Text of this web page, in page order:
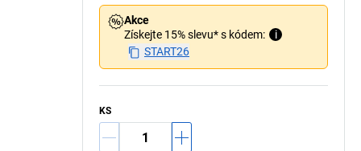
Akce
Získejte 15% slevu* s kódem:
i
START26
KS